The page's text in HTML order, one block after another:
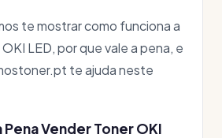
te mostrar como funciona a
LED, por que vale a pena, e
te ajuda neste
Pena Vender Toner OKI